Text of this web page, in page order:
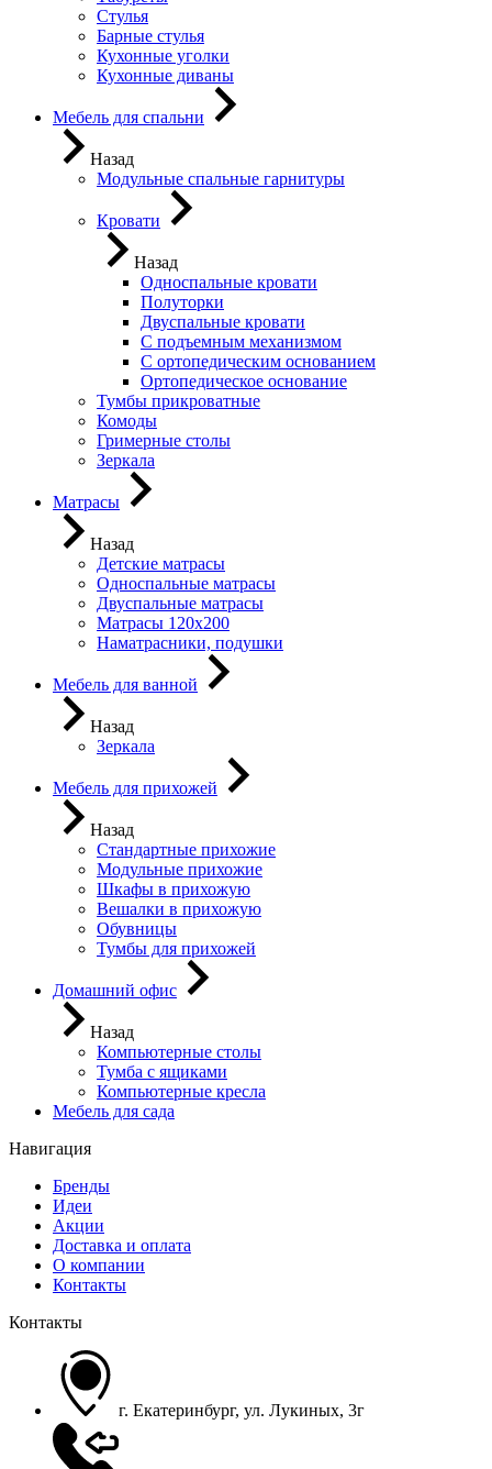
Стулья
Барные стулья
Кухонные уголки
Кухонные диваны
Мебель для спальни
Назад
Модульные спальные гарнитуры
Кровати
Назад
Односпальные кровати
Полуторки
Двуспальные кровати
С подъемным механизмом
С ортопедическим основанием
Ортопедическое основание
Тумбы прикроватные
Комоды
Гримерные столы
Зеркала
Матрасы
Назад
Детские матрасы
Односпальные матрасы
Двуспальные матрасы
Матрасы 120х200
Наматрасники, подушки
Мебель для ванной
Назад
Зеркала
Мебель для прихожей
Назад
Стандартные прихожие
Модульные прихожие
Шкафы в прихожую
Вешалки в прихожую
Обувницы
Тумбы для прихожей
Домашний офис
Назад
Компьютерные столы
Тумба с ящиками
Компьютерные кресла
Мебель для сада
Навигация
Бренды
Идеи
Акции
Доставка и оплата
О компании
Контакты
Контакты
г. Екатеринбург, ул. Лукиных, 3г